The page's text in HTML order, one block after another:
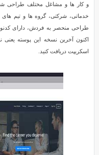
طراحی منحصر به فردش، دارای
اسکریپت دریافت کنید.